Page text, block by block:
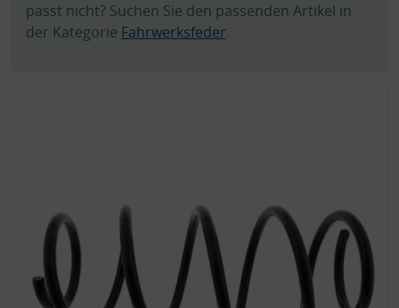
passt nicht? Suchen Sie den passenden Artikel in
der Kategorie Fahrwerksfeder.